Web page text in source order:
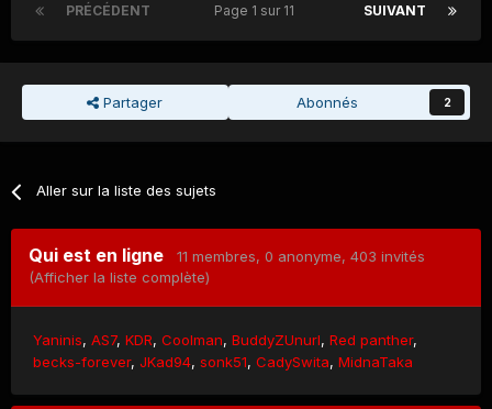
PRÉCÉDENT SUIVANT
Page 1 sur 11
Partager Abonnés 2
Aller sur la liste des sujets
Qui est en ligne 11 membres, 0 anonyme, 403 invités
(Afficher la liste complète)
Yaninis AS7 KDR Coolman BuddyZUnurl Red panther
becks-forever JKad94 sonk51 CadySwita MidnaTaka